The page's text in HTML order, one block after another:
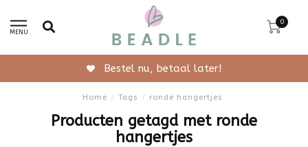
MENU
0
Bestel nu, betaal later!
Home / Tags / ronde hangertjes
Producten getagd met ronde
hangertjes